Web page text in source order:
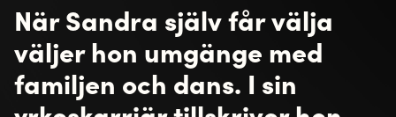
När Sandra själv får välja
väljer hon umgänge med
familjen och dans. I sin